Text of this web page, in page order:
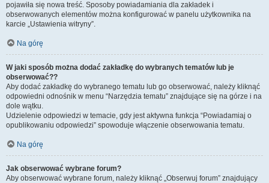
pojawiła się nowa treść. Sposoby powiadamiania dla zakładek i
obserwowanych elementów można konfigurować w panelu użytkownika na
karcie „Ustawienia witryny”.
Na górę
W jaki sposób można dodać zakładkę do wybranych tematów lub je
obserwować??
Aby dodać zakładkę do wybranego tematu lub go obserwować, należy kliknąć
odpowiedni odnośnik w menu “Narzędzia tematu” znajdujące się na górze i na
dole wątku.
Udzielenie odpowiedzi w temacie, gdy jest aktywna funkcja “Powiadamiaj o
opublikowaniu odpowiedzi” spowoduje włączenie obserwowania tematu.
Na górę
Jak obserwować wybrane forum?
Aby obserwować wybrane forum, należy kliknąć „Obserwuj forum” znajdujący